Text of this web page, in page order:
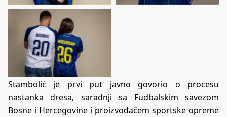
No Caption
Stambolić je prvi put javno govorio o procesu
nastanka dresa, saradnji sa Fudbalskim savezom
Bosne i Hercegovine i proizvođačem sportske opreme